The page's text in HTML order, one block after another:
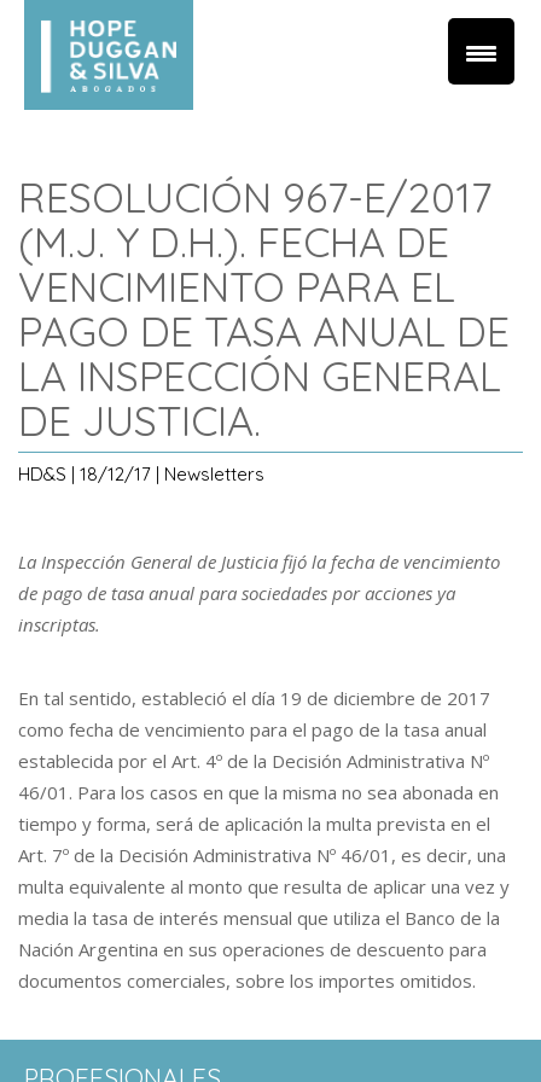
RESOLUCIÓN 967-E/2017
(M.J. Y D.H.). FECHA DE
VENCIMIENTO PARA EL
PAGO DE TASA ANUAL DE
LA INSPECCIÓN GENERAL
DE JUSTICIA.
HD&S | 18/12/17 | Newsletters
La Inspección General de Justicia fijó la fecha de vencimiento
de pago de tasa anual para sociedades por acciones ya
inscriptas.
En tal sentido, estableció el día 19 de diciembre de 2017
como fecha de vencimiento para el pago de la tasa anual
establecida por el Art. 4º de la Decisión Administrativa Nº
46/01. Para los casos en que la misma no sea abonada en
tiempo y forma, será de aplicación la multa prevista en el
Art. 7º de la Decisión Administrativa Nº 46/01, es decir, una
multa equivalente al monto que resulta de aplicar una vez y
media la tasa de interés mensual que utiliza el Banco de la
Nación Argentina en sus operaciones de descuento para
documentos comerciales, sobre los importes omitidos.